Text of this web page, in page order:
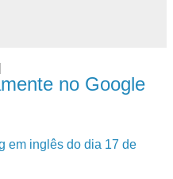
no Google
em inglês do dia 17 de